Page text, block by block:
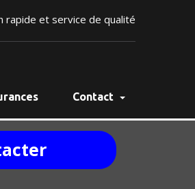
rapide et service de qualité
Contact